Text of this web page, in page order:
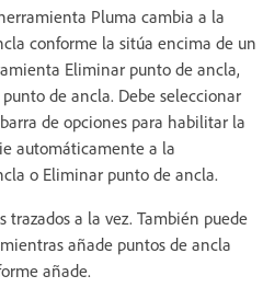
Pluma cambia a la
conforme la sitúa encima de un
Eliminar punto de ancla,
de ancla. Debe seleccionar
de opciones para habilitar la
automáticamente a la
o Eliminar punto de ancla.
trazados a la vez. También puede
añade puntos de ancla
añade.